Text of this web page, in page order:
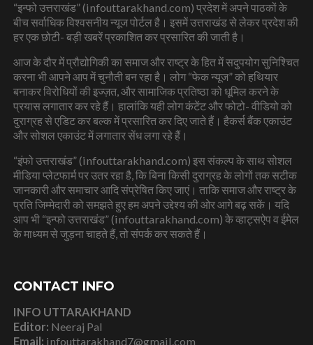
“इन्फो उत्तराखंड” (infouttarakhand.com) प्रदेश में अपने पाठकों के
बीच सर्वाधिक विश्वसनीय न्यूज पोर्टल है। इसमें उत्तराखंड से लेकर प्रदेश की
हर एक छोटी- बड़ी खबरें प्रकाशित कर प्रसारित की जाती है।
आज के दौर में प्रौद्योगिकी का समाज और राष्ट्र के हित में सदुपयोग सुनिश्चित
करना भी आपने आप में चुनौती बन रहा है। लोग “फेक न्यूज” को हथियार
बनाकर विरोधियों की इज्ज़त, और सामाजिक प्रतिष्ठा को धूमिल करने के
प्रयास लगातार कर रहे हैं। हालांकि यही लोग कंटेंट और फोटो- वीडियो को
दुराग्रह से एडिट कर बल्क में प्रसारित कर दिए जाते हैं। हैकर्स बैंक एकाउंट
और सोशल एकाउंट में लगातार सेंध लगा रहे हैं।
“इंफो उत्तराखंड” (infouttarakhand.com) इस संकल्प के साथ सोशल
मीडिया प्लेटफार्म पर उतर रहा है, कि बिना किसी दुराग्रह के लोगों तक सटीक
जानकारी और समाचार आदि संप्रेषित किए जाएं। ताकि समाज और राष्ट्र के
प्रति जिम्मेदारी को समझते हुए हम अपने उद्देश्य की ओर आगे बढ़ सकें। यदि
आप भी “इन्फो उत्तराखंड” (infouttarakhand.com) के व्हाट्सऐप व ईमेल
के माध्यम से जुड़ना चाहते हैं, तो संपर्क कर सकते हैं।
CONTACT INFO
INFO UTTARAKHAND
Editor: Neeraj Pal
Email: infouttarakhand7@gmail.com